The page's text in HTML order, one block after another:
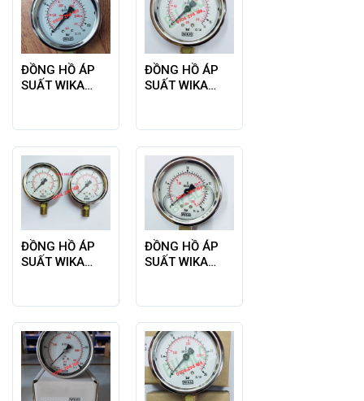
ĐỒNG HỒ ÁP
SUẤT WIKA
ĐỒNG HỒ ÁP
SUẤT WIKA
ĐỒNG HỒ ÁP
SUẤT WIKA
ĐỒNG HỒ ÁP
SUẤT WIKA